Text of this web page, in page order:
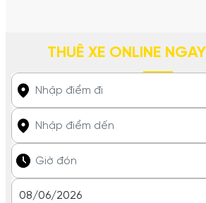
THUÊ XE ONLINE